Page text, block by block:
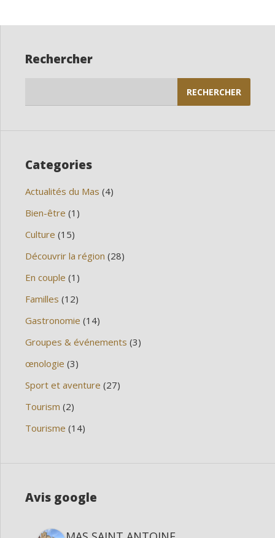
Rechercher
Categories
Actualités du Mas (4)
Bien-être (1)
Culture (15)
Découvrir la région (28)
En couple (1)
Familles (12)
Gastronomie (14)
Groupes & événements (3)
œnologie (3)
Sport et aventure (27)
Tourism (2)
Tourisme (14)
Avis google